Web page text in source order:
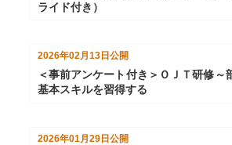
ライド付き）
2026年02月13日 公開
＜事前アンケート付き＞ＯＪＴ研修～
基本スキルを習得する
2026年01月29日公開